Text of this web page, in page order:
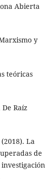
Abierta
y
teóricas
Raíz
La
de